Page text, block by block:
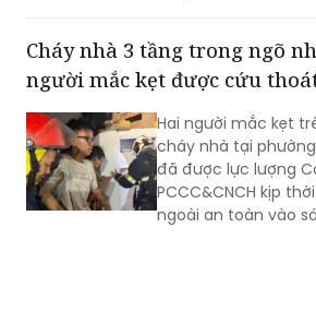
Cháy nhà 3 tầng trong ngõ
người mắc kẹt được cứu
Hai người mắc kẹt
cháy nhà tại
đã được lực lượng
PCCC&CNCH kịp
ngoài an toàn vào